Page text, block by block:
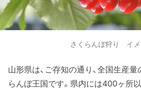
さくらんぼ狩り イメ
山形県は、ご存知の通り、全国生産
らんぼ王国です。県内には400ヶ所